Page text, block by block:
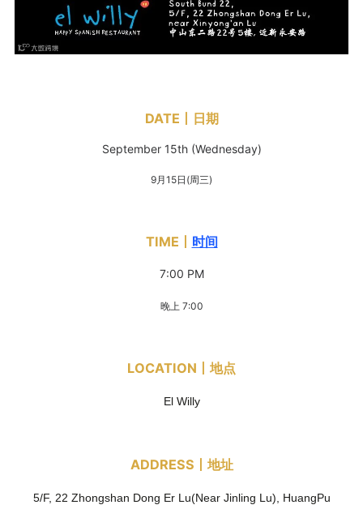
DATE丨日期
September 15th (Wednesday)
9月15日(周三)
TIME丨 时间
7:00 PM
晚上 7:00
LOCATION丨地点
El Willy
ADDRESS丨地址
5/F, 22 Zhongshan Dong Er Lu(Near Jinling Lu), HuangPu